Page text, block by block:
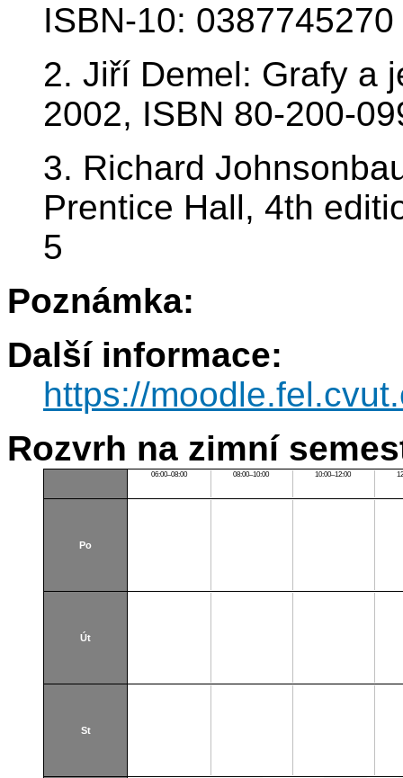
ISBN-10: 0387745270
2. Jiří Demel: Grafy a
2002, ISBN 80-200-
3. Richard
Prentice Hall, 4th
5
Poznámka:
Další informace:
https://
Rozvrh na zimní
06:00–08:00 08:00–10:00 10:00–12:00
Po
Út
St